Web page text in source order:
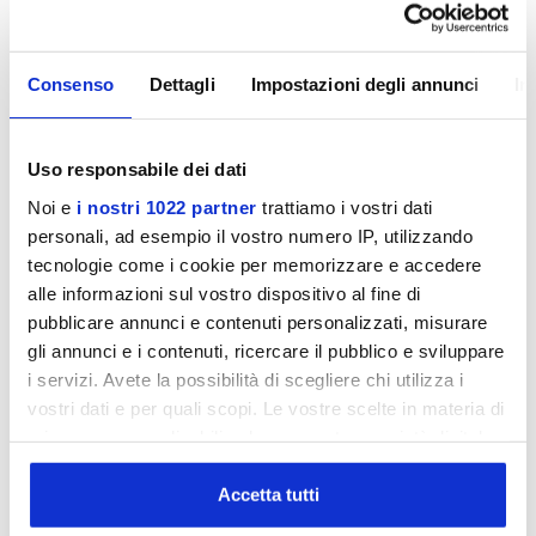
Consenso Dettagli Impostazioni degli annunci
Uso responsabile dei dati
Noi e i nostri 1022 partner trattiamo i vostri dati
personali, ad esempio il vostro numero IP, utilizzando
tecnologie come i cookie per memorizzare e accedere
alle informazioni sul vostro dispositivo al fine di
pubblicare annunci e contenuti personalizzati, misurare
gli annunci e i contenuti, ricercare il pubblico e sviluppare
i servizi. Avete la possibilità di scegliere chi utilizza i
vostri dati e per quali scopi. Le vostre scelte in materia di
in cui avete effettuato le vostre scelte. È possibile
modificare o revocare il proprio consenso in qualsiasi
momento dalla Dichiarazione sui cookie o facendo clic
Accetta tutti
https://youtu.be/sN7SPUxLBD4
richiestissimo attrezzo con doppia funzione, hack squat e
leg press, ideale per gli ambienti di allenamento in cui lo
prestazioni, che si posizionano ai massimi livelli del
mercato.
CARATTERISTICHE TECNICHE:
PESO MASSIMO STRUTTURA (UTILIZZATORE + CARICO
PESI) 500 Kg
DIMENSIONI PRODOTTO 2210x1070x1775 mm
STRUTTURA TUBOLARE in acciaio rinforzato a
quadrata 50x50x3 mm, 50x50x2,5mm, 50x50x2 mm